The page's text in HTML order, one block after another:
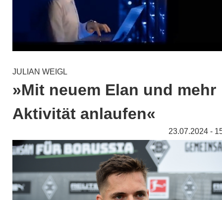
JULIAN WEIGL
»Mit neuem Elan und mehr
Aktivität anlaufen«
23.07.2024 -